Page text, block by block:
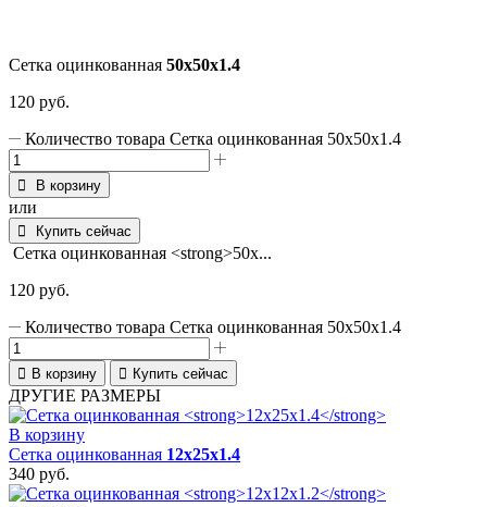
Сетка оцинкованная 50х50х1.4
120 руб.
Количество товара Сетка оцинкованная 50х50х1.4
В корзину
или
Купить сейчас
Сетка оцинкованная <strong>50х...
120 руб.
Количество товара Сетка оцинкованная 50х50х1.4
В корзину Купить сейчас
ДРУГИЕ РАЗМЕРЫ
В корзину
Сетка оцинкованная 12х25х1.4
340 руб.